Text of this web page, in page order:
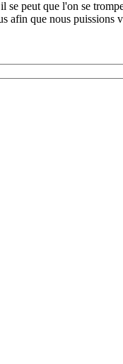
peut que l'on se
afin que nous